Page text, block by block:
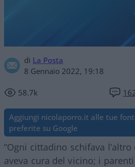
di La Posta
8 Gennaio 2022, 19:18
58.7k 162
Aggiungi nicolaporro.it alle tue
preferite su Google
“Ogni cittadino schifava
aveva cura del vicino; i